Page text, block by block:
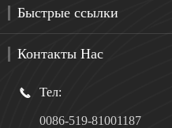
Быстрые ссылки
Контакты Нас
 Тел:
0086-519-81001187